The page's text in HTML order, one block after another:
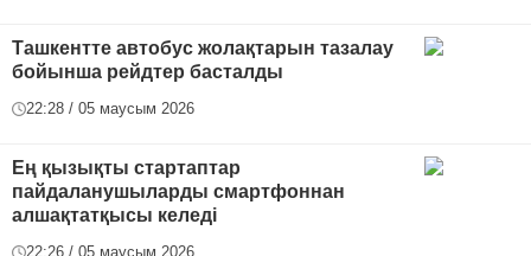
Ташкентте автобус жолақтарын тазалау
бойынша рейдтер басталды
22:28 / 05 маусым 2026
Ең қызықты стартаптар
пайдаланушыларды смартфоннан
алшақтатқысы келеді
22:26 / 05 маусым 2026